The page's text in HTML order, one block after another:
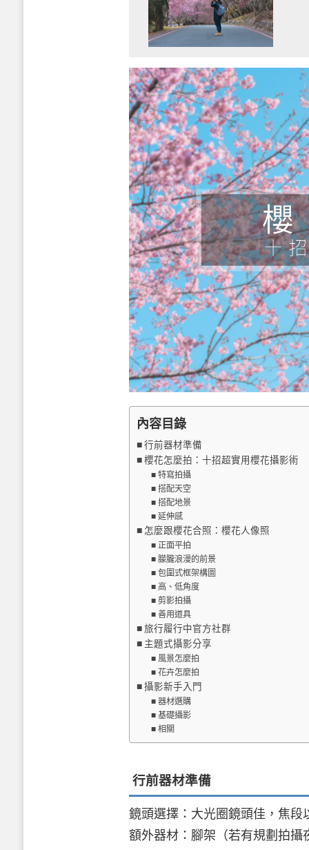
內容目錄
行前器材準備
櫻花怎麼拍：十招超實用櫻花攝影術
特寫拍攝
搭配天空
搭配地景
延伸感
怎麼跟櫻花合照：櫻花人像照
正面平拍
朦朧浪漫的前景
包圍式框架構圖
高、低角度
剪影拍攝
善用道具
旅行履行中官方社群
主題式攝影分享
風景怎麼拍
花卉怎麼拍
攝影新手入門
器材選購
基礎攝影
相關
行前器材準備
鏡頭選擇：大光圈鏡頭佳，焦段
額外器材：腳架（若有規劃拍